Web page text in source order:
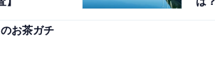
お茶ガチ